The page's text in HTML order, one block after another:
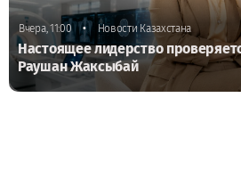
Вчера, 11:00 • Новости Казахстана
Настоящее лидерство
Раушан Жаксыбай